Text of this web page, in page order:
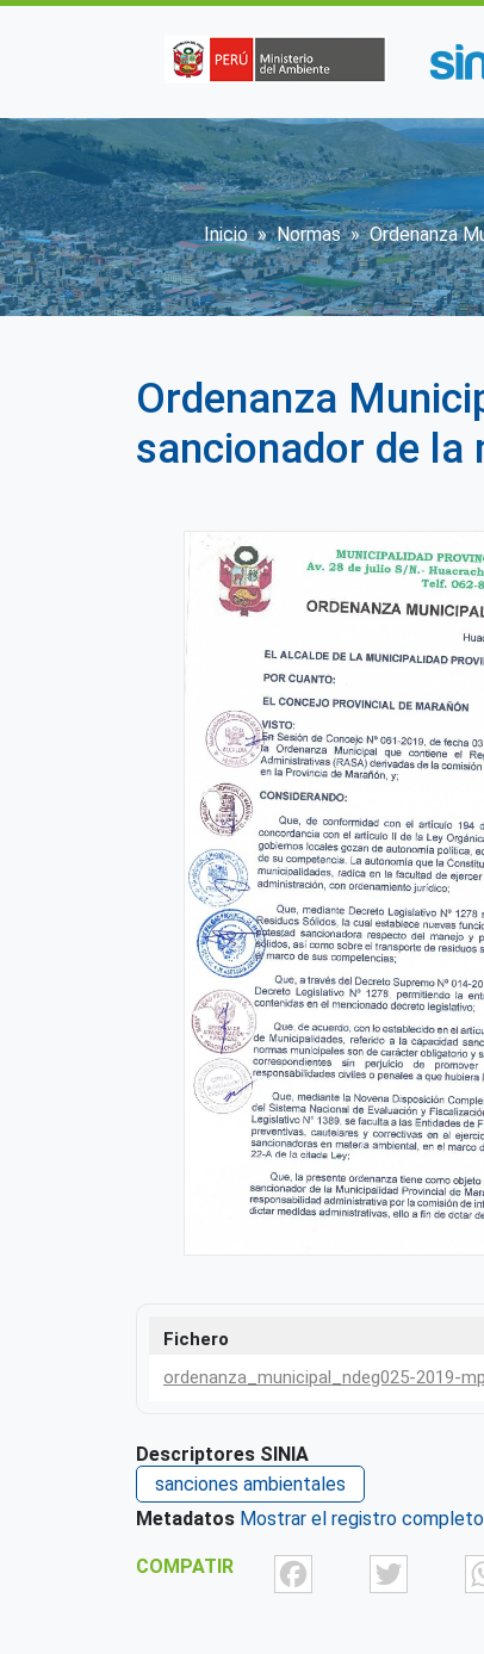
Sobrescribir
Inicio Normas Ordenanza
Ordenanza
sancionador de la
Fichero
ordenanza_municipal_ndeg025-2019-
Descriptores SINIA
sanciones ambientales
Metadatos Mostrar el registro
COMPATIR